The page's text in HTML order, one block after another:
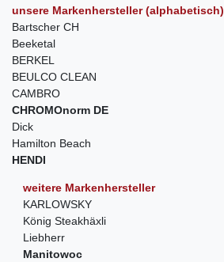
unsere Markenhersteller (alphabetisch)
Bartscher CH
Beeketal
BERKEL
BEULCO CLEAN
CAMBRO
CHROMOnorm DE
Dick
Hamilton Beach
HENDI
weitere Markenhersteller
KARLOWSKY
König Steakhäxli
Liebherr
Manitowoc